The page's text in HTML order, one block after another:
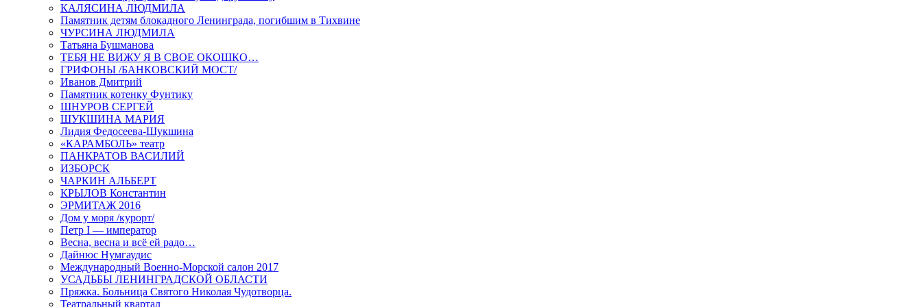
КАЛЯСИНА ЛЮДМИЛА
Памятник детям блокадного Ленинграда, погибшим в Тихвине
ЧУРСИНА ЛЮДМИЛА
Татьяна Бушманова
ТЕБЯ НЕ ВИЖУ Я В СВОЕ ОКОШКО…
ГРИФОНЫ /БАНКОВСКИЙ МОСТ/
Иванов Дмитрий
Памятник котенку Фунтику
ШНУРОВ СЕРГЕЙ
ШУКШИНА МАРИЯ
Лидия Федосеева-Шукшина
«КАРАМБОЛЬ» театр
ПАНКРАТОВ ВАСИЛИЙ
ИЗБОРСК
ЧАРКИН АЛЬБЕРТ
КРЫЛОВ Константин
ЭРМИТАЖ 2016
Дом у моря /курорт/
Петр I — император
Весна, весна и всё ей радо…
Дайнюс Нумгаудис
Международный Военно-Морской салон 2017
УСАДЬБЫ ЛЕНИНГРАДСКОЙ ОБЛАСТИ
Пряжка. Больница Святого Николая Чудотворца.
Театральный квартал